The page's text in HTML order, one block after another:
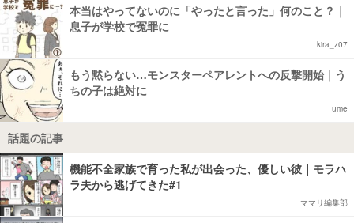
本当はやってないのに「やったと言った」何のこと？｜
息子が学校で冤罪に
kira_z07
もう黙らない…モンスターペアレントへの反撃開始｜う
ちの子は絶対に
ume
話題の記事
機能不全家族で育った私が出会った、優しい彼｜モラハ
ラ夫から逃げてきた#1
ママリ編集部